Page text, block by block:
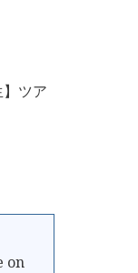
ツア
on